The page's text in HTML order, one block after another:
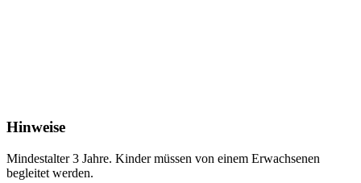
Hinweise
Mindestalter 3 Jahre. Kinder müssen von einem Erwachsenen
begleitet werden.